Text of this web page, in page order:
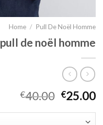
Home / Pull De Noël Homme
pull de noël homme
€40.00 €25.00